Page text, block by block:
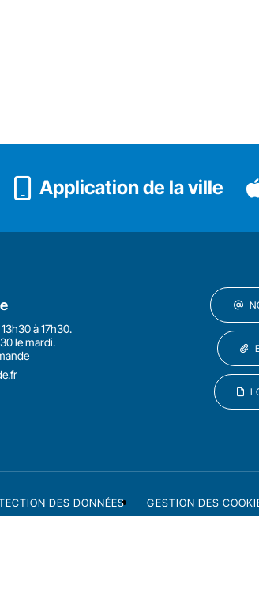
Application de la ville
à 17h30.
le mardi.
DES DONNÉES GESTION DES